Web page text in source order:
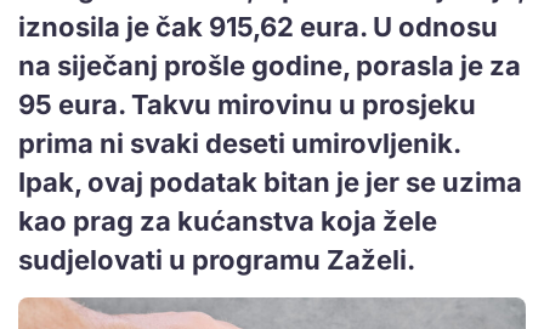
iznosila je čak 915,62 eura. U odnosu
na siječanj prošle godine, porasla je za
95 eura. Takvu mirovinu u prosjeku
prima ni svaki deseti umirovljenik.
Ipak, ovaj podatak bitan je jer se uzima
kao prag za kućanstva koja žele
sudjelovati u programu Zaželi.